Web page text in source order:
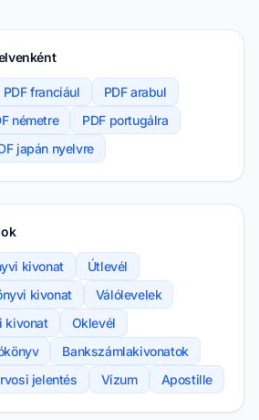
PDF franciául
PDF arabul
németre
PDF portugálra
japán nyelvre
kivonat
Útlevél
kivonat
Válólevelek
kivonat
Oklevél
Bankszámlakivonatok
jelentés Vízum Apostille